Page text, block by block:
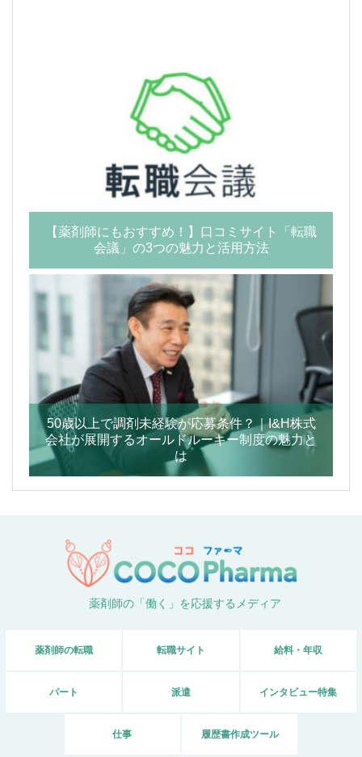
【薬剤師にもおすすめ！】口コミサイト「転職
会議」の3つの魅力と活用方法
50歳以上で調剤未経験が応募条件？｜I&H株式
会社が展開するオールドルーキー制度の魅力と
は
薬剤師の「働く」を応援するメディア
薬剤師の転職 転職サイト 給料・年収
パート 派遣 インタビュー特集
仕事 履歴書作成ツール